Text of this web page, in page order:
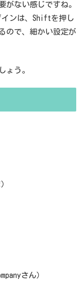
がない感じですね。
ンは、Shiftを押し
ので、細かい設定が
ょう。
さん）